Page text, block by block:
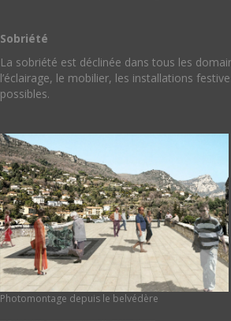
Sobriété
La sobriété est déclinée dans tous les
l’éclairage, le mobilier, les installations
possibles.
Photomontage depuis le belvédère